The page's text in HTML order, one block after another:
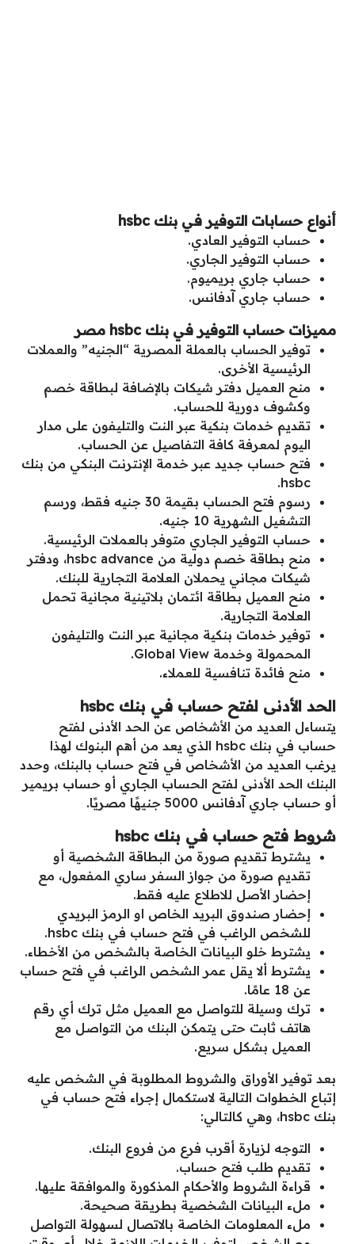
أنواع حسابات التوفير في بنك hsbc
حساب التوفير العادي.
حساب التوفير الجاري.
حساب جاري بريميوم.
حساب جاري آدفانس.
مميزات حساب التوفير في بنك hsbc مصر
توفير الحساب بالعملة المصرية “الجنيه” والعملات
الرئيسية الأخرى.
منح العميل دفتر شيكات بالإضافة لبطاقة خصم
وكشوف دورية للحساب.
تقديم خدمات بنكية عبر النت والتليفون على مدار
اليوم لمعرفة كافة التفاصيل عن الحساب.
فتح حساب جديد عبر خدمة الإنترنت البنكي من بنك
hsbc.
رسوم فتح الحساب بقيمة 30 جنيه فقط، ورسم
التشغيل الشهرية 10 جنيه.
حساب التوفير الجاري متوفر بالعملات الرئيسية.
منح بطاقة خصم دولية من hsbc advance، ودفتر
شيكات مجاني يحملان العلامة التجارية للبنك.
منح العميل بطاقة ائتمان بلاتينية مجانية تحمل
العلامة التجارية.
توفير خدمات بنكية مجانية عبر النت والتليفون
المحمولة وخدمة Global View.
منح فائدة تنافسية للعملاء.
الحد الأدنى لفتح حساب في بنك hsbc
يتساءل العديد من الأشخاص عن الحد الأدنى لفتح
حساب في بنك hsbc الذي يعد من أهم البنوك لهذا
يرغب العديد من الأشخاص في فتح حساب بالبنك، وحدد
البنك الحد الأدنى لفتح الحساب الجاري أو حساب بريمير
أو حساب جاري آدفانس 5000 جنيهًا مصريًا.
شروط فتح حساب في بنك hsbc
يشترط تقديم صورة من البطاقة الشخصية أو
تقديم صورة من جواز السفر ساري المفعول، مع
إحضار الأصل للاطلاع عليه فقط.
إحضار صندوق البريد الخاص او الرمز البريدي
للشخص الراغب في فتح حساب في بنك hsbc.
يشترط خلو البيانات الخاصة بالشخص من الأخطاء.
يشترط ألا يقل عمر الشخص الراغب في فتح حساب
عن 18 عامًا.
ترك وسيلة للتواصل مع العميل مثل ترك أي رقم
هاتف ثابت حتى يتمكن البنك من التواصل مع
العميل بشكل سريع.
بعد توفير الأوراق والشروط المطلوبة في الشخص عليه
إتباع الخطوات التالية لاستكمال إجراء فتح حساب في
بنك hsbc، وهي كالتالي:
التوجه لزيارة أقرب فرع من فروع البنك.
تقديم طلب فتح حساب.
قراءة الشروط والأحكام المذكورة والموافقة عليها.
ملء البيانات الشخصية بطريقة صحيحة.
ملء المعلومات الخاصة بالاتصال لسهولة التواصل